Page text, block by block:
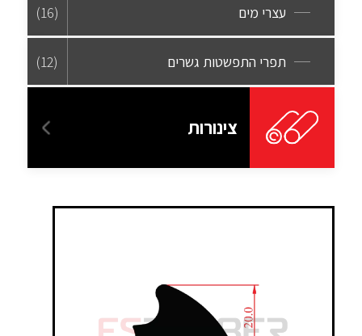
עצרי מים (16)
תפרי התפשטות גשרים (12)
צינורות